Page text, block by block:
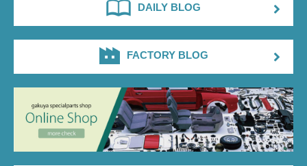
DAILY BLOG
FACTORY BLOG